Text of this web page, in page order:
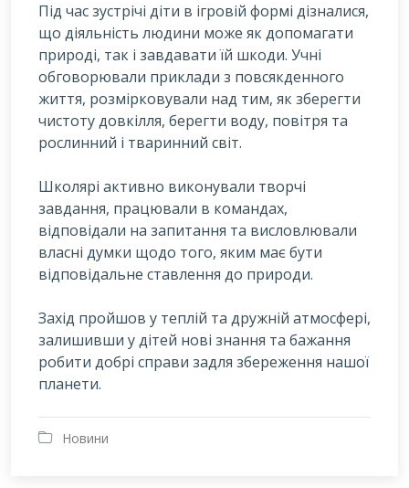
Під час зустрічі діти в ігровій формі дізналися,
що діяльність людини може як допомагати
природі, так і завдавати їй шкоди. Учні
обговорювали приклади з повсякденного
життя, розмірковували над тим, як зберегти
чистоту довкілля, берегти воду, повітря та
рослинний і тваринний світ.
Школярі активно виконували творчі
завдання, працювали в командах,
відповідали на запитання та висловлювали
власні думки щодо того, яким має бути
відповідальне ставлення до природи.
Захід пройшов у теплій та дружній атмосфері,
залишивши у дітей нові знання та бажання
робити добрі справи задля збереження нашої
планети.
Новини